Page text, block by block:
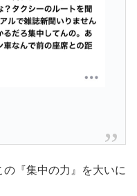
『集中の力』を大いに